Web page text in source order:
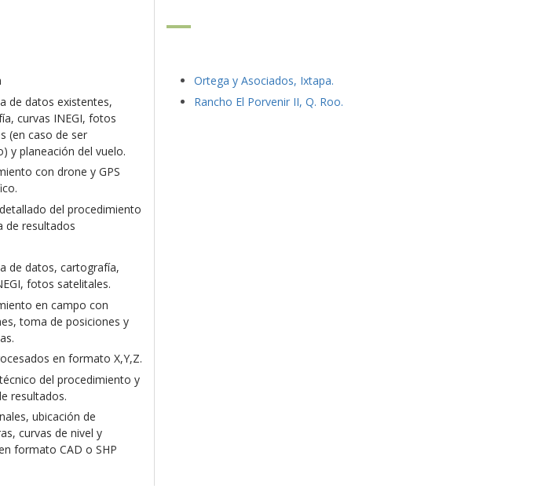
de datos existentes,
curvas INEGI, fotos
(en caso de ser
y planeación del vuelo.
con drone y GPS
del procedimiento
de resultados
de datos, cartografía,
fotos satelitales.
en campo con
toma de posiciones y
en formato X,Y,Z.
del procedimiento y
resultados.
ubicación de
curvas de nivel y
formato CAD o SHP
Ortega y Asociados, Ixtapa.
Rancho El Porvenir II, Q. Roo.